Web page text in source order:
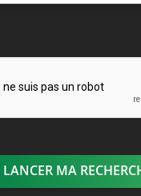
LANCER MA